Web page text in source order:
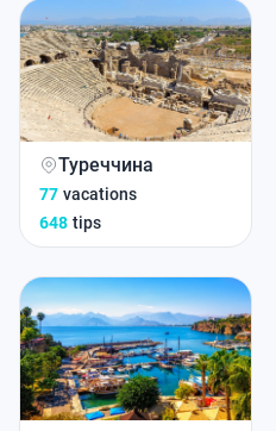
Туреччина
77 vacations
648 tips